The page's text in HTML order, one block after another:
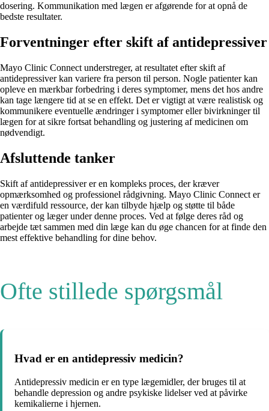
dosering. Kommunikation med lægen er afgørende for at opnå de
bedste resultater.
Forventninger efter skift af antidepressiver
Mayo Clinic Connect understreger, at resultatet efter skift af
antidepressiver kan variere fra person til person. Nogle patienter kan
opleve en mærkbar forbedring i deres symptomer, mens det hos andre
kan tage længere tid at se en effekt. Det er vigtigt at være realistisk og
kommunikere eventuelle ændringer i symptomer eller bivirkninger til
lægen for at sikre fortsat behandling og justering af medicinen om
nødvendigt.
Afsluttende tanker
Skift af antidepressiver er en kompleks proces, der kræver
opmærksomhed og professionel rådgivning. Mayo Clinic Connect er
en værdifuld ressource, der kan tilbyde hjælp og støtte til både
patienter og læger under denne proces. Ved at følge deres råd og
arbejde tæt sammen med din læge kan du øge chancen for at finde den
mest effektive behandling for dine behov.
Ofte stillede spørgsmål
Hvad er en antidepressiv medicin?
Antidepressiv medicin er en type lægemidler, der bruges til at
behandle depression og andre psykiske lidelser ved at påvirke
kemikalierne i hjernen.